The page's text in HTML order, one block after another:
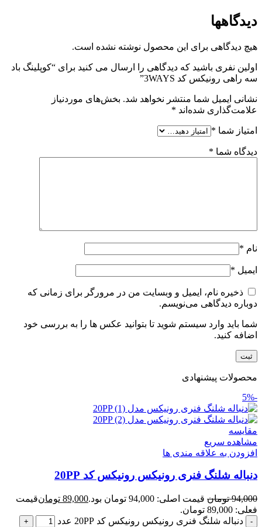
دیدگاهها
هیچ دیدگاهی برای این محصول نوشته نشده است.
اولین نفری باشید که دیدگاهی را ارسال می کنید برای “کوپلینگ باد
سه راهی رونیکس کد 3WAYS”
نشانی ایمیل شما منتشر نخواهد شد. بخش‌های موردنیاز
علامت‌گذاری شده‌اند *
امتیاز شما *
دیدگاه شما *
نام *
ایمیل *
ذخیره نام، ایمیل و وبسایت من در مرورگر برای زمانی که
دوباره دیدگاهی می‌نویسم.
شما باید وارد سیستم شوید تا بتوانید عکس ها را به بررسی خود
اضافه کنید.
محصولات پیشنهادی
-5%
مقایسه
مشاهده سریع
افزودن به علاقه مندی ها
دنباله شلنگ فنری رونیکس رونیکس کد 20PP
94,000 تومان قیمت اصلی: 94,000 تومان بود. 89,000 تومانقیمت
فعلی: 89,000 تومان.
دنباله شلنگ فنری رونیکس رونیکس کد 20PP عدد